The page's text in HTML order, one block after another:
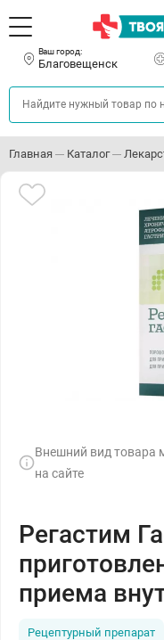
Ваш город:
Благовещенск
Главная Каталог
Внешний вид товара
на сайте
Регастим
приема
Рецептурный препарат